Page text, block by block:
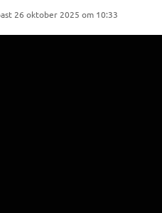
26 oktober 2025 om 10:33